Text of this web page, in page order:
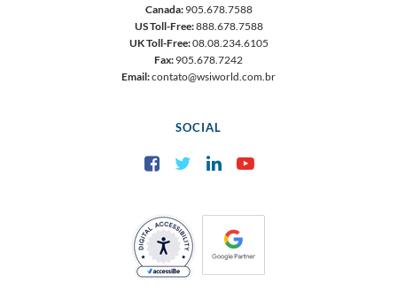
Canada:905.678.7588
US Toll-Free:888.678.7588
UK Toll-Free:08.08.234.6105
Fax: 905.678.7242
Email:contato@wsiworld.com.br
SOCIAL
FacebookTwitter LinkedIn